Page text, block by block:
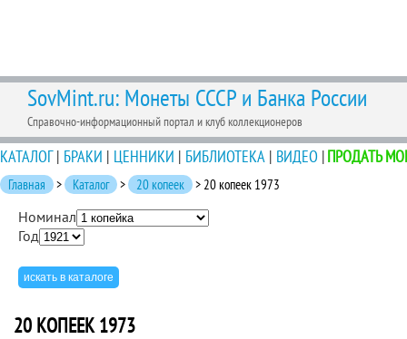
SovMint.ru: Монеты СССР и Банка России
Справочно-информационный портал и клуб коллекционеров
КАТАЛОГ| БРАКИ | ЦЕННИКИ | БИБЛИОТЕКА | ВИДЕО |ПРОДАТЬ
Главная > Каталог > 20 копеек > 20 копеек 1973
Номинал
Год
20 КОПЕЕК 1973